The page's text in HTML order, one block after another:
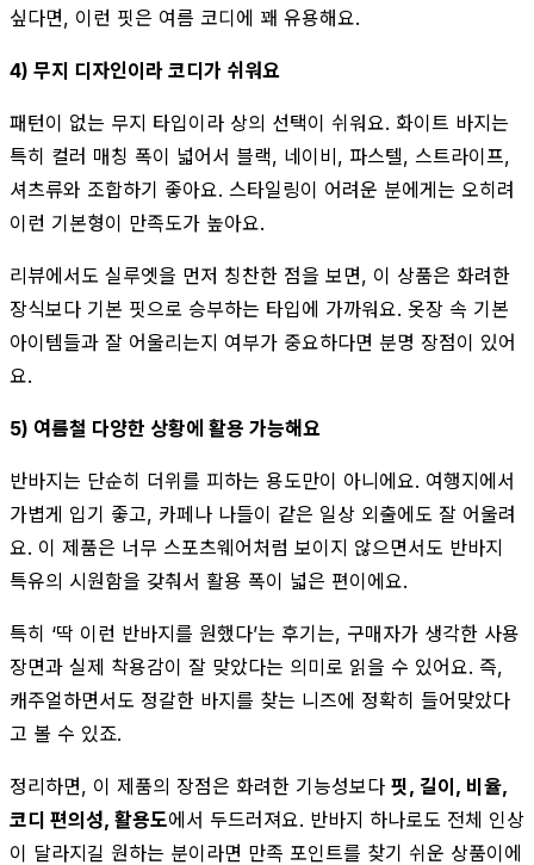
싶다면, 이런 핏은 여름 코디에 꽤 유용해요.
4) 무지 디자인이라 코디가 쉬워요
패턴이 없는 무지 타입이라 상의 선택이 쉬워요. 화이트 바지는
특히 컬러 매칭 폭이 넓어서 블랙, 네이비, 파스텔, 스트라이프,
셔츠류와 조합하기 좋아요. 스타일링이 어려운 분에게는 오히려
이런 기본형이 만족도가 높아요.
리뷰에서도 실루엣을 먼저 칭찬한 점을 보면, 이 상품은 화려한
장식보다 기본 핏으로 승부하는 타입에 가까워요. 옷장 속 기본
아이템들과 잘 어울리는지 여부가 중요하다면 분명 장점이 있어
요.
5) 여름철 다양한 상황에 활용 가능해요
반바지는 단순히 더위를 피하는 용도만이 아니에요. 여행지에서
가볍게 입기 좋고, 카페나 나들이 같은 일상 외출에도 잘 어울려
요. 이 제품은 너무 스포츠웨어처럼 보이지 않으면서도 반바지
특유의 시원함을 갖춰서 활용 폭이 넓은 편이에요.
특히 ‘딱 이런 반바지를 원했다’는 후기는, 구매자가 생각한 사용
장면과 실제 착용감이 잘 맞았다는 의미로 읽을 수 있어요. 즉,
캐주얼하면서도 정갈한 바지를 찾는 니즈에 정확히 들어맞았다
고 볼 수 있죠.
정리하면, 이 제품의 장점은 화려한 기능성보다 핏, 길이, 비율,
코디 편의성, 활용도에서 두드러져요. 반바지 하나로도 전체 인상
이 달라지길 원하는 분이라면 만족 포인트를 찾기 쉬운 상품이에